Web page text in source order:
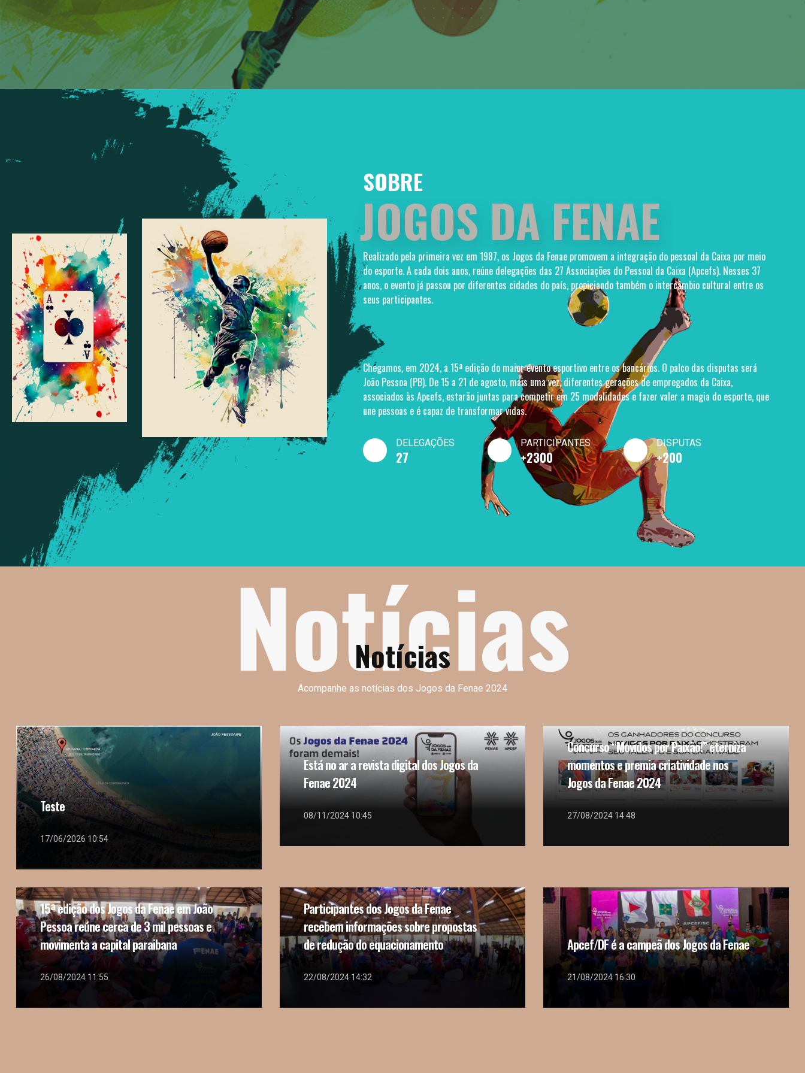
JOGOS DA FENAE
SOBRE
Realizado pela primeira vez em 1987, os Jogos da Fenae promovem a integração do pessoal da Caixa por meio
do esporte. A cada dois anos, reúne delegações das 27 Associações do Pessoal da Caixa (Apcefs). Nesses 37
anos, o evento já passou por diferentes cidades do país, propiciando também o intercâmbio cultural entre os
seus participantes.
Chegamos, em 2024, a 15ª edição do maior evento esportivo entre os bancários. O palco das disputas será
João Pessoa (PB). De 15 a 21 de agosto, mais uma vez, diferentes gerações de empregados da Caixa,
associados às Apcefs, estarão juntas para competir em 25 modalidades e fazer valer a magia do esporte, que
une pessoas e é capaz de transformar vidas.
DELEGAÇÕES
27
PARTICIPANTES
+2300
DISPUTAS
+200
Notícias
Notícias
Acompanhe as notícias dos Jogos da Fenae 2024
Teste
17/06/2026 10:54
Está no ar a revista digital dos Jogos da
Fenae 2024
08/11/2024 10:45
Concurso “Movidos por Paixão!” eterniza
momentos e premia criatividade nos
Jogos da Fenae 2024
27/08/2024 14:48
15ª edição dos Jogos da Fenae em João
Pessoa reúne cerca de 3 mil pessoas e
movimenta a capital paraibana
26/08/2024 11:55
Participantes dos Jogos da Fenae
recebem informações sobre propostas
de redução do equacionamento
22/08/2024 14:32
Apcef/DF é a campeã dos Jogos da Fenae
21/08/2024 16:30